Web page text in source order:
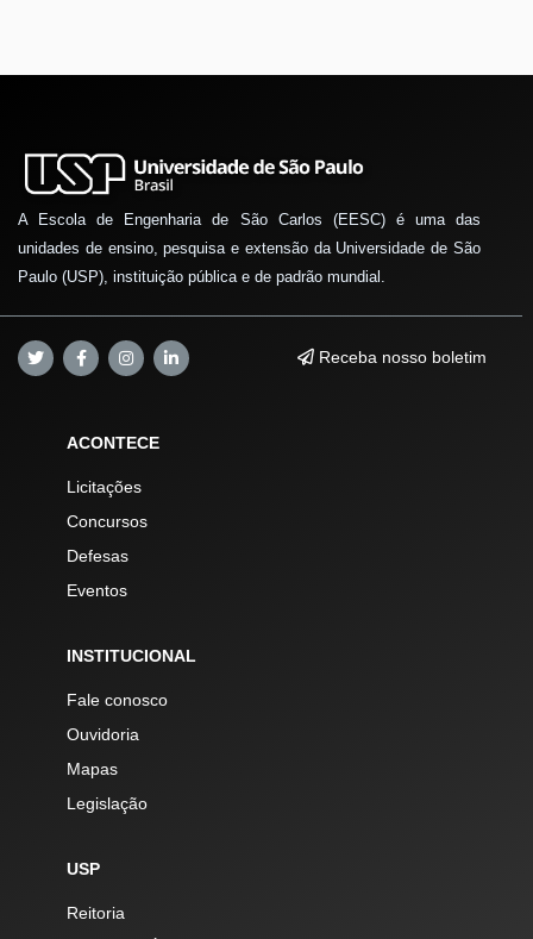
A Escola de Engenharia de São Carlos (EESC) é uma das
unidades de ensino, pesquisa e extensão da Universidade de São
Paulo (USP), instituição pública e de padrão mundial.
Receba nosso boletim
ACONTECE
Licitações
Concursos
Defesas
Eventos
INSTITUCIONAL
Fale conosco
Ouvidoria
Mapas
Legislação
USP
Reitoria